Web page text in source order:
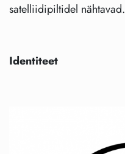
satelliidipiltidel nähtavad.
Identiteet